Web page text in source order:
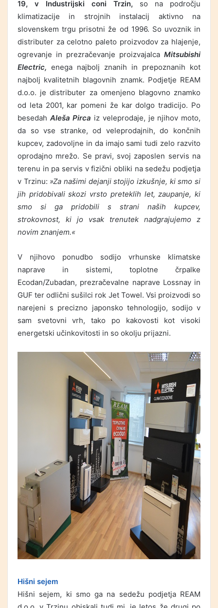
19, v Industrijski coni Trzin, so na področju
klimatizacije in strojnih instalacij aktivno na
slovenskem trgu prisotni že od 1996. So uvoznik in
distributer za celotno paleto proizvodov za hlajenje,
ogrevanje in prezračevanje proizvajalca Mitsubishi
Electric, enega najbolj znanih in prepoznanih kot
najbolj kvalitetnih blagovnih znamk. Podjetje REAM
d.o.o. je distributer za omenjeno blagovno znamko
od leta 2001, kar pomeni že kar dolgo tradicijo. Po
besedah Aleša Pirca iz veleprodaje, je njihov moto,
da so vse stranke, od veleprodajnih, do končnih
kupcev, zadovoljne in da imajo sami tudi zelo razvito
oprodajno mrežo. Se pravi, svoj zaposlen servis na
terenu in pa servis v fizični obliki na sedežu podjetja
v Trzinu:»Za našimi dejanji stojijo izkušnje, ki smo si
jih pridobivali skozi vrsto preteklih let, zaupanje, ki
smo si ga pridobili s strani naših kupcev,
strokovnost, ki jo vsak trenutek nadgrajujemo z
novim znanjem.«
V njihovo ponudbo sodijo vrhunske klimatske
naprave in sistemi, toplotne črpalke
Ecodan/Zubadan, prezračevalne naprave Lossnay in
GUF ter odlični sušilci rok Jet Towel. Vsi proizvodi so
narejeni s precizno japonsko tehnologijo, sodijo v
sam svetovni vrh, tako po kakovosti kot visoki
energetski učinkovitosti in so okolju prijazni.
Hišni sejem
Hišni sejem, ki smo ga na sedežu podjetja REAM